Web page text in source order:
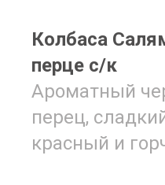
Колбаса
перце с/к
Ароматный
перец,
красный и